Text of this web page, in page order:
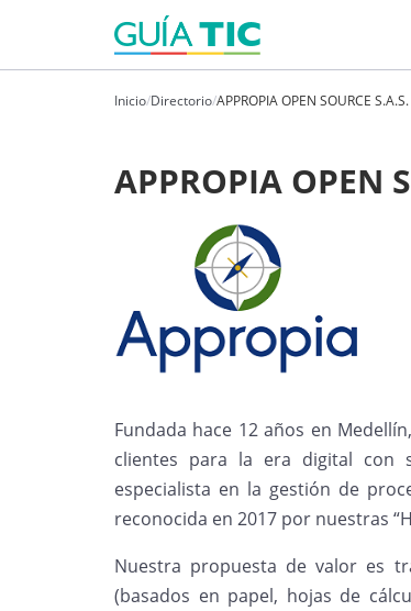
Inicio/Directorio/APPROPIA OPEN SOURCE S.A.S.
APPROPIA OPEN
Fundada hace 12 años en
clientes para la era digital con
especialista en la gestión de
reconocida en 2017 por nuestras
Nuestra propuesta de valor es
(basados en papel, hojas de